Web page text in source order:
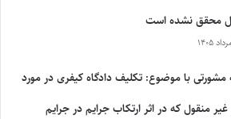
محقق نشده است
مشورتی با موضوع: تکلیف دادگاه کیفری در مورد
غیر منقول که در اثر ارتکاب جرایم در جرایم